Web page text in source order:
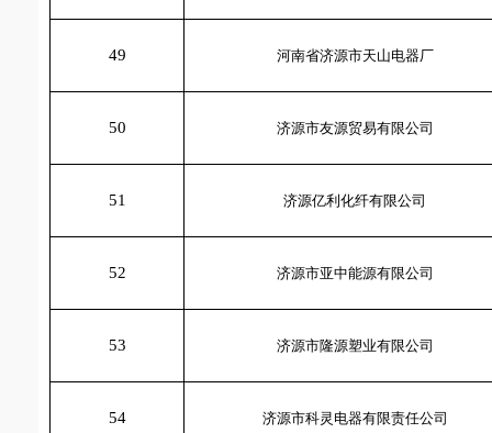
49 河南省济源市天山电器厂
50 济源市友源贸易有限公司
51 济源亿利化纤有限公司
52 济源市亚中能源有限公司
53 济源市隆源塑业有限公司
54 济源市科灵电器有限责任公司